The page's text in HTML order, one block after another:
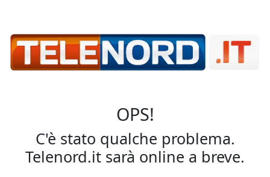
OPS!
C'è stato qualche problema.
Telenord.it sarà online a breve.